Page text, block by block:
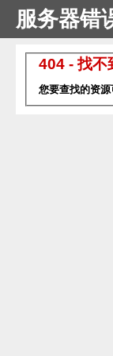
服务器错
404 - 找不
您要查找的资源